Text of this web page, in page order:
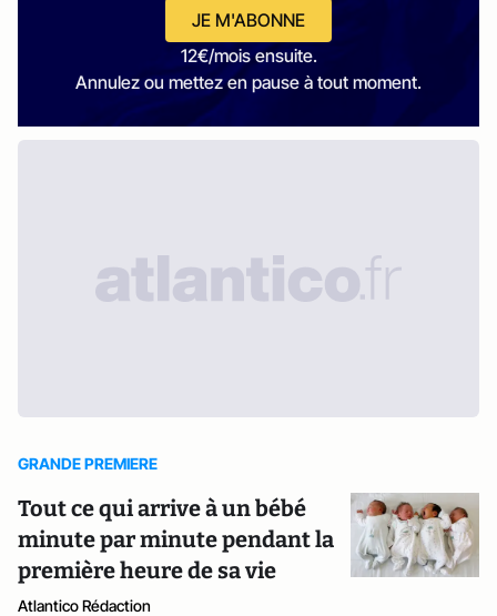
JE M'ABONNE
12€/mois ensuite.
Annulez ou mettez en pause à tout moment.
GRANDE PREMIERE
Tout ce qui arrive à un bébé
minute par minute pendant la
première heure de sa vie
Atlantico Rédaction